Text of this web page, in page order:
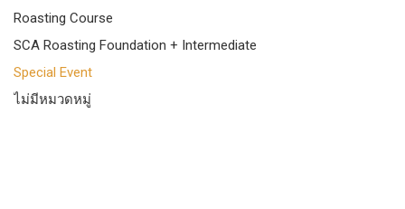
Roasting Course
SCA Roasting Foundation + Intermediate
Special Event
ไม่มีหมวดหมู่